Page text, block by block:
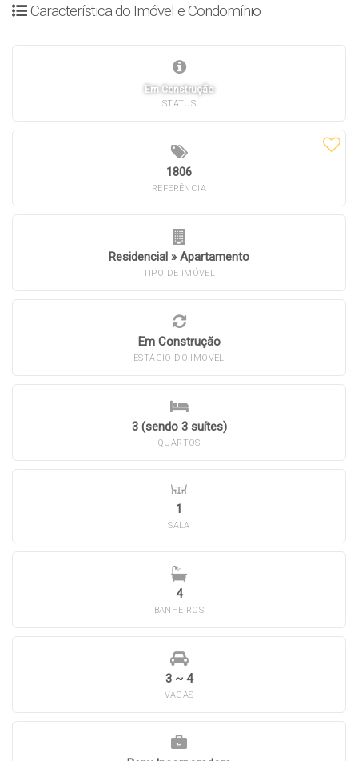
Característica do Imóvel e Condomínio
Em Construção
STATUS
1806
REFERÊNCIA
Residencial » Apartamento
TIPO DE IMÓVEL
Em Construção
ESTÁGIO DO IMÓVEL
3 (sendo 3 suítes)
QUARTOS
1
SALA
4
BANHEIROS
3 ~ 4
VAGAS